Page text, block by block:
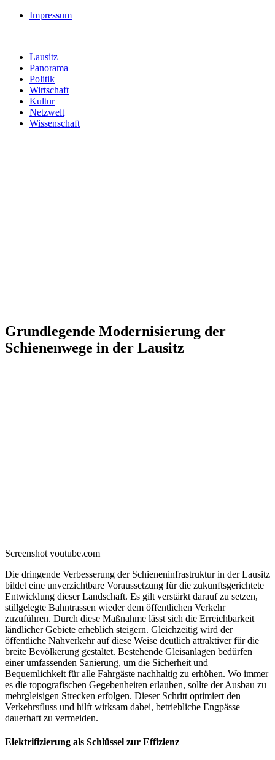
Impressum
Lausitz
Panorama
Politik
Wirtschaft
Kultur
Netzwelt
Wissenschaft
Grundlegende Modernisierung der
Schienenwege in der Lausitz
Screenshot youtube.com
Die dringende Verbesserung der Schieneninfrastruktur in der Lausitz
bildet eine unverzichtbare Voraussetzung für die zukunftsgerichtete
Entwicklung dieser Landschaft. Es gilt verstärkt darauf zu setzen,
stillgelegte Bahntrassen wieder dem öffentlichen Verkehr
zuzuführen. Durch diese Maßnahme lässt sich die Erreichbarkeit
ländlicher Gebiete erheblich steigern. Gleichzeitig wird der
öffentliche Nahverkehr auf diese Weise deutlich attraktiver für die
breite Bevölkerung gestaltet. Bestehende Gleisanlagen bedürfen
einer umfassenden Sanierung, um die Sicherheit und
Bequemlichkeit für alle Fahrgäste nachhaltig zu erhöhen. Wo immer
es die topografischen Gegebenheiten erlauben, sollte der Ausbau zu
mehrgleisigen Strecken erfolgen. Dieser Schritt optimiert den
Verkehrsfluss und hilft wirksam dabei, betriebliche Engpässe
dauerhaft zu vermeiden.
Elektrifizierung als Schlüssel zur Effizienz